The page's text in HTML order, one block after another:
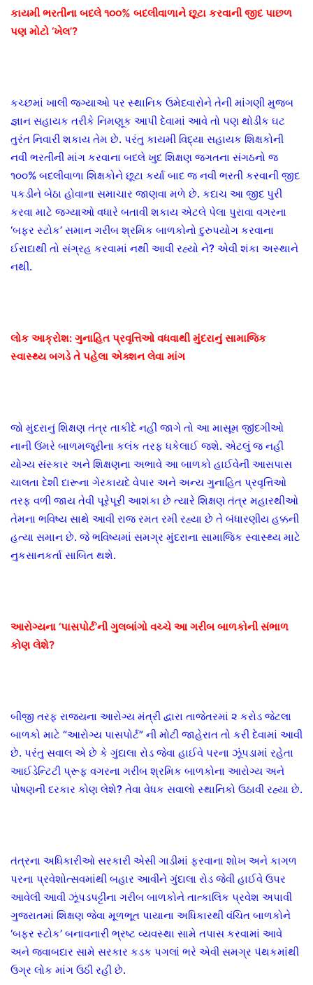
કાયમી ભરતીના બદલે ૧૦૦% બદલીવાળાને છૂટા કરવાની જીદ પાછળ
પણ મોટો ‘ખેલ’?
કચ્છમાં ખાલી જગ્યાઓ પર સ્થાનિક ઉમેદવારોને તેની માંગણી મુજબ
જ્ઞાન સહાયક તરીકે નિમણૂક આપી દેવામાં આવે તો પણ થોડીક ઘટ
તુરંત નિવારી શકાય તેમ છે. પરંતુ કાયમી વિદ્યા સહાયક શિક્ષકોની
નવી ભરતીની માંગ કરવાના બદલે ખુદ શિક્ષણ જગતના સંગઠનો જ
૧૦૦% બદલીવાળા શિક્ષકોને છૂટા કર્યા બાદ જ નવી ભરતી કરવાની જીદ
પકડીને બેઠા હોવાના સમાચાર જાણવા મળે છે. કદાચ આ જીદ પુરી
કરવા માટે જગ્યાઓ વધારે બતાવી શકાય એટલે પેલા પુરાવા વગરના
‘બફર સ્ટોક’ સમાન ગરીબ શ્રમિક બાળકોનો દુરુપયોગ કરવાના
ઈરાદાથી તો સંગ્રહ કરવામાં નથી આવી રહ્યો ને? એવી શંકા અસ્થાને
નથી.
લોક આક્રોશ: ગુનાહિત પ્રવૃત્તિઓ વધવાથી મુંદરાનું સામાજિક
સ્વાસ્થ્ય બગડે તે પહેલા એક્શન લેવા માંગ
જો મુંદરાનું શિક્ષણ તંત્ર તાકીદે નહીં જાગે તો આ માસૂમ જીંદગીઓ
નાની ઉંમરે બાળમજૂરીના કલંક તરફ ધકેલાઈ જશે. એટલું જ નહીં
યોગ્ય સંસ્કાર અને શિક્ષણના અભાવે આ બાળકો હાઈવેની આસપાસ
ચાલતા દેશી દારૂના ગેરકાયદે વેપાર અને અન્ય ગુનાહિત પ્રવૃત્તિઓ
તરફ વળી જાય તેવી પૂરેપૂરી આશંકા છે ત્યારે શિક્ષણ તંત્ર મહારથીઓ
તેમના ભવિષ્ય સાથે આવી રાજ રમત રમી રહ્યા છે તે બંધારણીય હક્કની
હત્યા સમાન છે. જે ભવિષ્યમાં સમગ્ર મુંદરાના સામાજિક સ્વાસ્થ્ય માટે
નુકસાનકર્તા સાબિત થશે.
આરોગ્યના ‘પાસપોર્ટ’ની ગુલબાંગો વચ્ચે આ ગરીબ બાળકોની સંભાળ
કોણ લેશે?
​બીજી તરફ રાજ્યના આરોગ્ય મંત્રી દ્વારા તાજેતરમાં ૨ કરોડ જેટલા
બાળકો માટે “આરોગ્ય પાસપોર્ટ” ની મોટી જાહેરાત તો કરી દેવામાં આવી
છે. પરંતુ સવાલ એ છે કે ગુંદાલા રોડ જેવા હાઈવે પરના ઝૂંપડામાં રહેતા
આઈડેન્ટિટી પ્રૂફ વગરના ગરીબ શ્રમિક બાળકોના આરોગ્ય અને
પોષણની દરકાર કોણ લેશે? તેવા વેધક સવાલો સ્થાનિકો ઉઠાવી રહ્યા છે.
તંત્રના અધિકારીઓ સરકારી એસી ગાડીમાં ફરવાના શોખ અને કાગળ
પરના પ્રવેશોત્સવમાંથી બહાર આવીને ગુંદાલા રોડ જેવી હાઈવે ઉપર
આવેલી આવી ઝૂંપડપટ્ટીના ગરીબ બાળકોને તાત્કાલિક પ્રવેશ અપાવી
ગુજરાતમાં શિક્ષણ જેવા મૂળભૂત પાયાના અધિકારથી વંચિત બાળકોને
‘બફર સ્ટોક’ બનાવનારી ભ્રષ્ટ વ્યવસ્થા સામે તપાસ કરવામાં આવે
અને જવાબદાર સામે સરકાર કડક પગલાં ભરે એવી સમગ્ર પંથકમાંથી
ઉગ્ર લોક માંગ ઉઠી રહી છે.